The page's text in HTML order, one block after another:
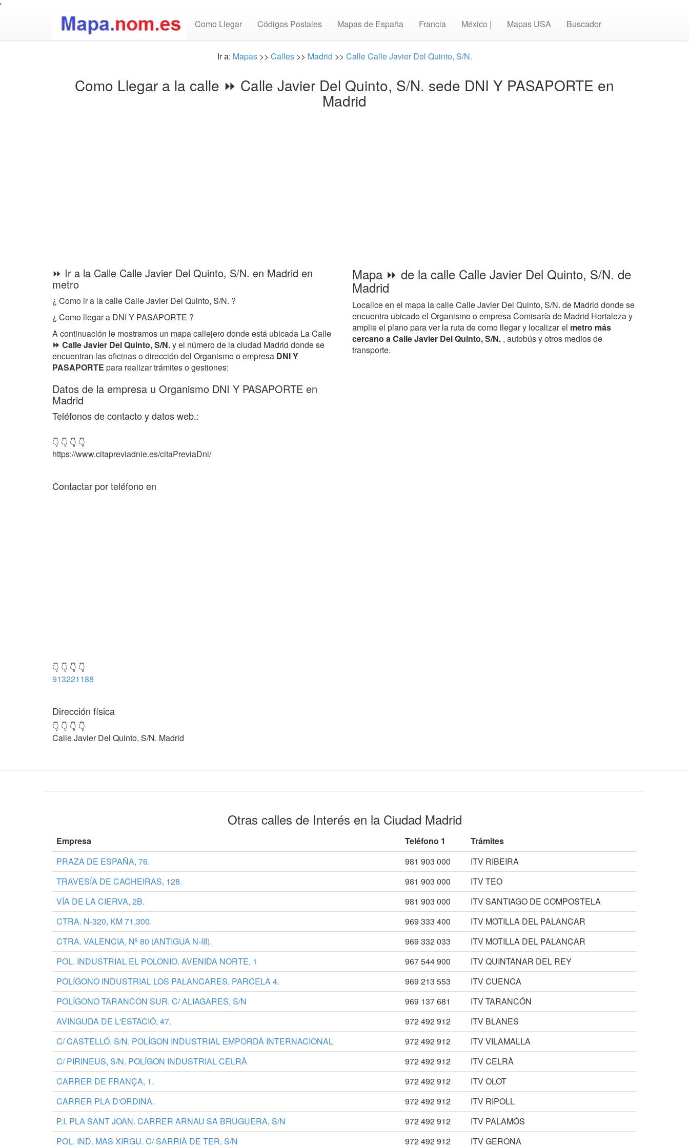
'
Como Llegar
Códigos Postales Mapas de España Francia México | Mapas USA Buscador
Ir a: Mapas >> Calles >> Madrid >> Calle Calle Javier Del Quinto, S/N.
Como Llegar a la calle ⏩ Calle Javier Del Quinto, S/N. sede DNI Y PASAPORTE en
Madrid
⏩ Ir a la Calle Calle Javier Del Quinto, S/N. en Madrid en
metro
¿ Como ir a la calle Calle Javier Del Quinto, S/N. ?
¿ Como llegar a DNI Y PASAPORTE ?
A continuación le mostramos un mapa callejero donde está ubicada La Calle
⏩ Calle Javier Del Quinto, S/N.y el número de la ciudad Madrid donde se
encuentran las oficinas o dirección del Organismo o empresa DNI Y
PASAPORTE para realizar trámites o gestiones:
Datos de la empresa u Organismo DNI Y PASAPORTE en
Madrid
Teléfonos de contacto y datos web.:
👇 👇 👇 👇
https://www.citapreviadnie.es/citaPreviaDni/
Contactar por teléfono en
👇 👇 👇 👇
913221188
Dirección física
👇 👇 👇 👇
Calle Javier Del Quinto, S/N. Madrid
Mapa ⏩ de la calle Calle Javier Del Quinto, S/N. de
Madrid
Localice en el mapa la calle Calle Javier Del Quinto, S/N. de Madrid donde se
encuentra ubicado el Organismo o empresa Comisaría de Madrid Hortaleza y
amplie el plano para ver la ruta de como llegar y localizar el metro más
cercano a Calle Javier Del Quinto, S/N. , autobús y otros medios de
transporte.
Otras calles de Interés en la Ciudad Madrid
Empresa Teléfono 1
Trámites
PRAZA DE ESPAÑA, 76.
981 903 000
ITV RIBEIRA
TRAVESÍA DE CACHEIRAS, 128.
981 903 000
ITV TEO
VÍA DE LA CIERVA, 2B.
981 903 000
ITV SANTIAGO DE COMPOSTELA
CTRA. N-320, KM 71,300.
969 333 400
ITV MOTILLA DEL PALANCAR
CTRA. VALENCIA, Nº 80 (ANTIGUA N-III).
969 332 033
ITV MOTILLA DEL PALANCAR
POL. INDUSTRIAL EL POLONIO. AVENIDA NORTE, 1
967 544 900
ITV QUINTANAR DEL REY
POLÍGONO INDUSTRIAL LOS PALANCARES, PARCELA 4.
969 213 553
ITV CUENCA
POLÍGONO TARANCON SUR. C/ ALIAGARES, S/N
969 137 681
ITV TARANCÓN
AVINGUDA DE L'ESTACIÓ, 47.
972 492 912
ITV BLANES
C/ CASTELLÓ, S/N. POLÍGON INDUSTRIAL EMPORDÀ INTERNACIONAL
972 492 912
ITV VILAMALLA
C/ PIRINEUS, S/N. POLÍGON INDUSTRIAL CELRÀ
972 492 912
ITV CELRÀ
CARRER DE FRANÇA, 1.
972 492 912
ITV OLOT
CARRER PLA D'ORDINA.
972 492 912
ITV RIPOLL
P.I. PLA SANT JOAN. CARRER ARNAU SA BRUGUERA, S/N
972 492 912
ITV PALAMÓS
POL. IND. MAS XIRGU. C/ SARRIÀ DE TER, S/N
972 492 912 ITV GERONA